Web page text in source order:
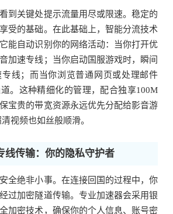
到关键处提示流量用尽或限速。稳定的
受的基础。在此基础上，智能分流技术
能自动识别你的网络活动：当你打开优
加速专线；当你启动国服游戏时，瞬间
线；而当你浏览普通网页或处理邮件
。这种精细化的管理，配合独享100M
宝贵的带宽资源永远优先分配给影音游
视频也如丝般顺滑。
线传输：你的隐私守护者
全绝非小事。在连接回国的过程中，你
过加密隧道传输。专业加速器会采用银
加密技术，确保你的个人信息、账号密